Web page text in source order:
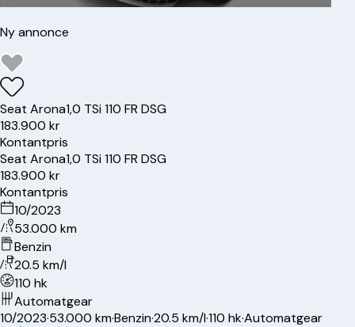
Ny annonce
Seat Arona1,0 TSi 110 FR DSG
183.900 kr
Kontantpris
Seat Arona1,0 TSi 110 FR DSG
183.900 kr
Kontantpris
10/2023
53.000 km
Benzin
20.5 km/l
110 hk
Automatgear
10/2023·53.000 km·Benzin·20.5 km/l·110 hk·Automatgear